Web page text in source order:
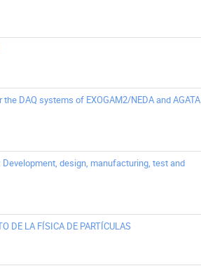
DAQ systems of EXOGAM2/NEDA and AGATA
design, manufacturing, test and
DE LA FÍSICA DE PARTÍCULAS